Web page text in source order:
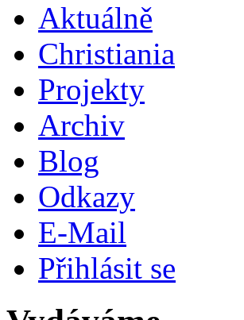
Aktuálně
Christiania
Projekty
Archiv
Blog
Odkazy
E-Mail
Přihlásit se